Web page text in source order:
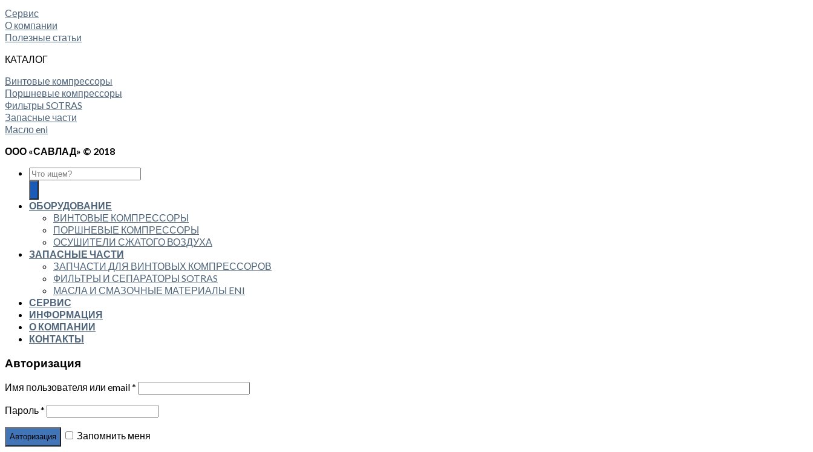
Сервис
О компании
Полезные статьи
КАТАЛОГ
Винтовые компрессоры
Поршневые компрессоры
Фильтры SOTRAS
Запасные части
Масло eni
ООО «САВЛАД» © 2018
ОБОРУДОВАНИЕ
ВИНТОВЫЕ КОМПРЕССОРЫ
ПОРШНЕВЫЕ КОМПРЕССОРЫ
ОСУШИТЕЛИ СЖАТОГО ВОЗДУХА
ЗАПАСНЫЕ ЧАСТИ
ЗАПЧАСТИ ДЛЯ ВИНТОВЫХ КОМПРЕССОРОВ
ФИЛЬТРЫ И СЕПАРАТОРЫ SOTRAS
МАСЛА И СМАЗОЧНЫЕ МАТЕРИАЛЫ ENI
СЕРВИС
ИНФОРМАЦИЯ
О КОМПАНИИ
КОНТАКТЫ
Авторизация
Имя пользователя или email*
Пароль*
Запомнить меня